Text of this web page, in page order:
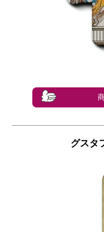
商
グスタ